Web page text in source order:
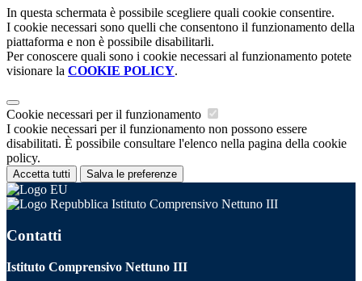
In questa schermata è possibile scegliere quali cookie consentire.
I cookie necessari sono quelli che consentono il funzionamento della
piattaforma e non è possibile disabilitarli.
Per conoscere quali sono i cookie necessari al funzionamento potete
visionare la COOKIE POLICY.
Cookie necessari per il funzionamento
I cookie necessari per il funzionamento non possono essere
disabilitati. È possibile consultare l'elenco nella pagina della cookie
policy.
Accetta tutti Salva le preferenze
Istituto Comprensivo Nettuno III
Contatti
Istituto Comprensivo Nettuno III